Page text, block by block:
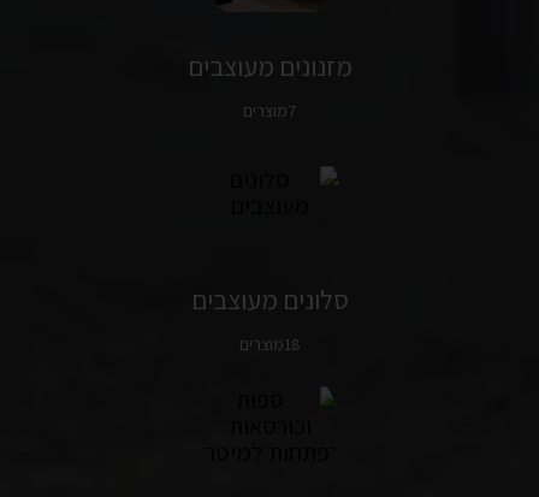
מזנונים מעוצבים
7מוצרים
סלונים מעוצבים
18מוצרים